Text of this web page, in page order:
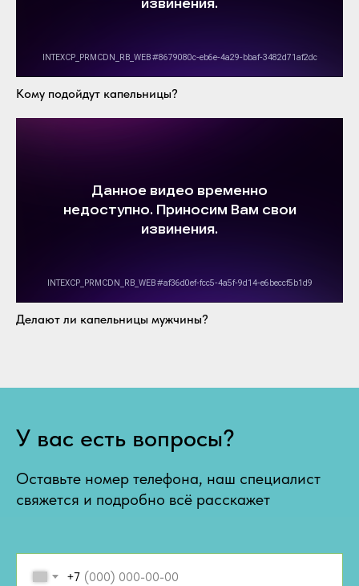
Кому подойдут капельницы?
Делают ли капельницы мужчины?
У вас есть вопросы?
Оставьте номер телефона, наш специалист
свяжется и подробно всё расскажет
+7